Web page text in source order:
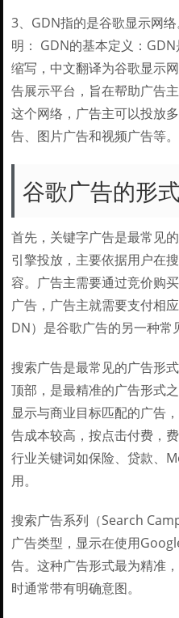
3、GDN指的是谷歌显示网
明： GDN的基本定义：
缩写，中文翻译为谷歌显示
告展示平台，旨在帮助广告
这个网络，广告主可以投放
告、图片广告和视频广告等。
谷歌广告的形
首先，关键字广告是最常见
引擎投放，主要依据用户在
容。广告主需要通过竞价购
广告，广告主就需要支付相
DN）是谷歌广告的另一种常
搜索广告是最常见的广告形
顶部，是最精准的广告形式
显示与商业目标匹配的广告
告成本较高，按点击付费，
行业关键词如保险、贷款、
用。
搜索广告系列（Search
广告类型，显示在使用
告。这种广告形式最为精准
时通常带有明确意图。